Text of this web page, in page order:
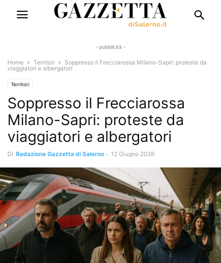
- pubblicità -
Home Territori
Soppresso il Frecciarossa Milano-Sapri: proteste da
viaggiatori e albergatori
Territori
Soppresso il Frecciarossa
Milano-Sapri: proteste da
viaggiatori e albergatori
Di Redazione Gazzetta di Salerno - 12 Giugno 2026